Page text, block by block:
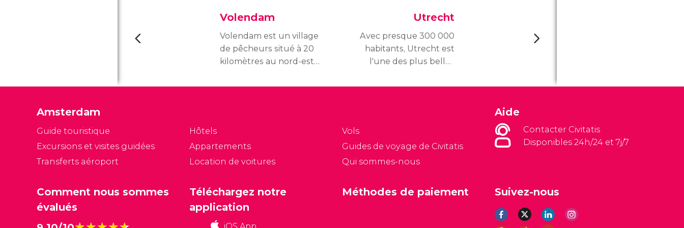
Volendam
Volendam est un village
de pêcheurs situé à 20
kilomètres au nord-est
Edam et Marken. Il a été
Utrecht
Avec presque 300 000
habitants, Utrecht est
l'une des plus belles
Amsterdam
Guide touristique
Excursions et visites guidées
Transferts aéroport
Hôtels
Appartements
Location de voitures
Vols
Guides de voyage de Civitatis
Qui sommes-nous
Aide
Contacter Civitatis
Disponibles 24h/24 et 7j/7
Comment nous sommes
évalués
Suivez-nous
Téléchargez notre
application
Méthodes de paiement